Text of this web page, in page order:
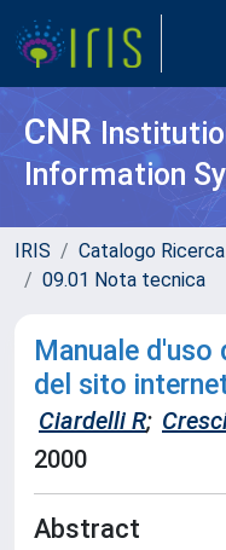
CNR
Information
IRIS Catalogo Ricerca
09.01 Nota tecnica
Manuale d'uso
del sito
Ciardelli R;
2000
Abstract